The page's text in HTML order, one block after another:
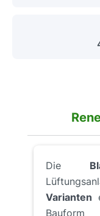
Die
Varianten